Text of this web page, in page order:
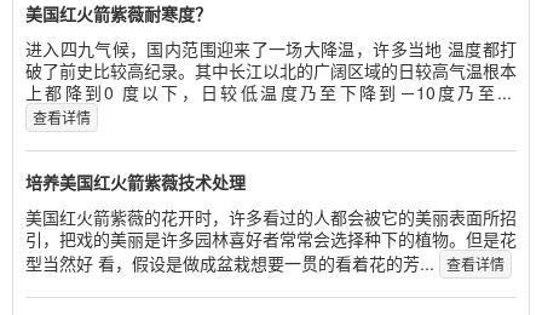
美国红火箭紫薇耐寒度？
进入四九气候，国内范围迎来了一场大降温，许多当地 温度都打
破了前史比较高纪录。其中长江以北的广阔区域的日较高气温根本
上都降到0 度以下，日较低温度乃至下降到－10度乃至...
查看详情
培养美国红火箭紫薇技术处理
美国红火箭紫薇的花开时，许多看过的人都会被它的美丽表面所招
引，把戏的美丽是许多园林喜好者常常会选择种下的植物。但是花
型当然好 看，假设是做成盆栽想要一贯的看着花的芳...
查看详情